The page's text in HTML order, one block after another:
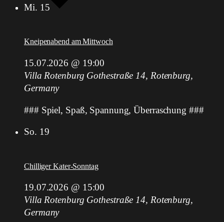
Mi. 15
Kneipenabend am Mittwoch
15.07.2026 @ 19:00
Villa Rotenburg Gothestraße 14, Rotenburg,
Germany
### Spiel, Spaß, Spannung, Überraschung ###
So. 19
Chilliger Kater-Sonntag
19.07.2026 @ 15:00
Villa Rotenburg Gothestraße 14, Rotenburg,
Germany